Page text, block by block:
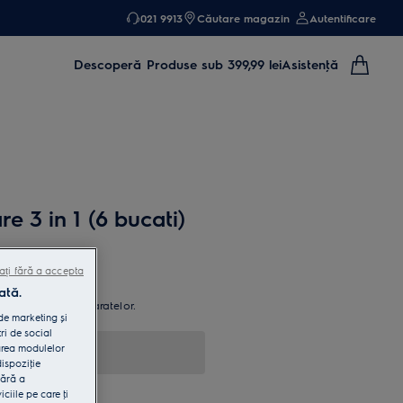
021 9913 Căutare magazin Autentificare
Descoperă Produse sub 399,99 leiAsistenţă
3 in 1 (6 bucati)
puternică a aparatelor.
& Care 3 în 1.
marketing și
de social
modulelor
a
pe care ţi
fără a accepta